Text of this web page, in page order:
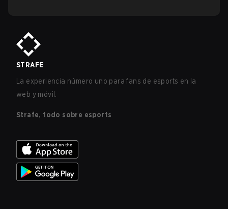
STRAFE
La experiencia número uno para fans de esports en la
web y móvil.
Strafe, todo sobre esports